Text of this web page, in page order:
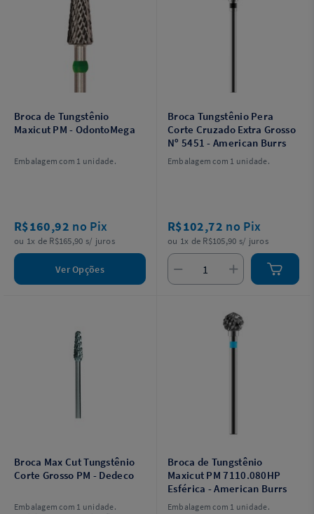
Broca de Tungstênio
Maxicut PM - OdontoMega
Embalagem com 1 unidade.
R$160,92 no Pix
ou 1x de R$165,90 s/ juros
Ver Opções
Broca Tungstênio Pera
Corte Cruzado Extra Grosso
Nº 5451 - American Burrs
Embalagem com 1 unidade.
R$102,72 no Pix
ou 1x de R$105,90 s/ juros
Broca Max Cut Tungstênio
Corte Grosso PM - Dedeco
Embalagem com 1 unidade.
Broca de Tungstênio
Maxicut PM 7110.080HP
Esférica - American Burrs
Embalagem com 1 unidade.